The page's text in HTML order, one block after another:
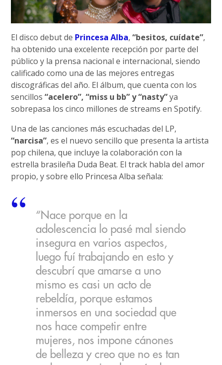
El disco debut de Princesa Alba,“besitos, cuídate”,
ha obtenido una excelente recepción por parte del
público y la prensa nacional e internacional, siendo
calificado como una de las mejores entregas
discográficas del año. El álbum, que cuenta con los
sencillos“acelero”, “miss u bb” y “nasty”ya
sobrepasa los cinco millones de streams en Spotify.
Una de las canciones más escuchadas del LP,
“narcisa”, es el nuevo sencillo que presenta la artista
pop chilena, que incluye la colaboración con la
estrella brasileña Duda Beat. El track habla del amor
propio, y sobre ello Princesa Alba señala:
“Nace porque en la
adolescencia lo pasé mal siendo
insegura en varios aspectos,
luego fuí trabajando en esto y
descubrí que amarse a uno
mismo es casi un acto de
rebeldía, porque estamos
inmersos en una sociedad que
nos hace competir entre
mujeres, nos impone cánones
de belleza y creo que no es tan